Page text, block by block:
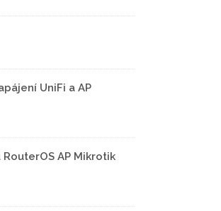
UniFi a AP
AP Mikrotik